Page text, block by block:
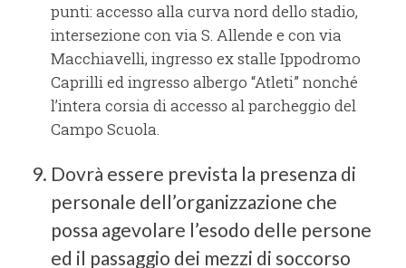
punti: accesso alla curva nord dello stadio,
intersezione con via S. Allende e con via
Macchiavelli, ingresso ex stalle Ippodromo
Caprilli ed ingresso albergo “Atleti” nonché
l’intera corsia di accesso al parcheggio del
Campo Scuola.
Dovrà essere prevista la presenza di
personale dell’organizzazione che
possa agevolare l’esodo delle persone
ed il passaggio dei mezzi di soccorso